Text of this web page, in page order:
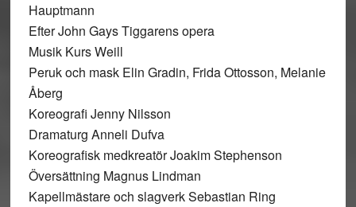
Hauptmann
Efter John Gays Tiggarens opera
Musik Kurs Weill
Peruk och mask Elin Gradin, Frida Ottosson, Melanie
Åberg
Koreografi Jenny Nilsson
Dramaturg Anneli Dufva
Koreografisk medkreatör Joakim Stephenson
Översättning Magnus Lindman
Kapellmästare och slagverk Sebastian Ring